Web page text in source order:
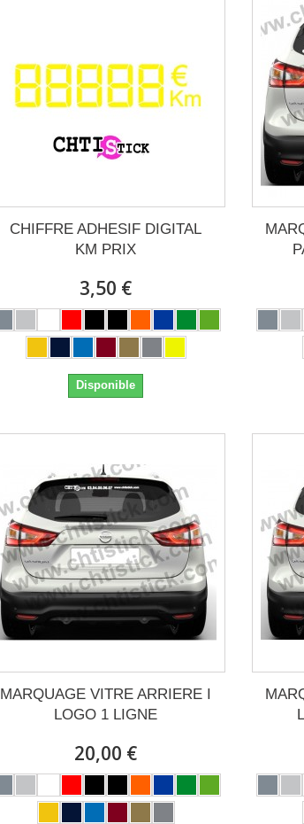
CHIFFRE ADHESIF DIGITAL
KM PRIX
3,50 €
Disponible
MARQUAGE VITRE ARRIERE I
LOGO 1 LIGNE
20,00 €